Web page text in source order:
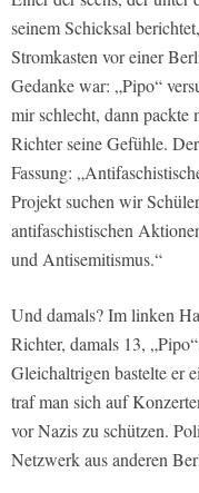
seinem Schicksal
Stromkasten vor einer
Gedanke war: „Pipo“
mir schlecht, dann packte
Richter seine Gefühle.
Fassung:
Projekt suchen wir
antifaschistischen
und Antisemitismus.“
Und damals? Im linken
Richter, damals 13,
Gleichaltrigen bastelte er
traf man sich auf
vor Nazis zu schützen.
Netzwerk aus anderen